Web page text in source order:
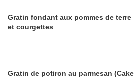
Gratin fondant aux pommes de terre
et courgettes
Gratin de potiron au parmesan (Cake